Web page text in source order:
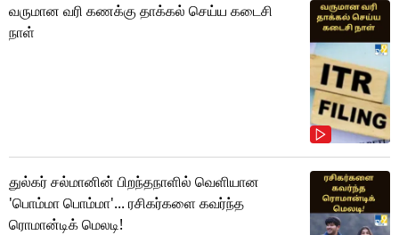
வருமான வரி கணக்கு தாக்கல் செய்ய கடைசி
நாள்
துல்கர் சல்மானின் பிறந்தநாளில் வெளியான
'பொம்மா பொம்மா'... ரசிகர்களை கவர்ந்த
ரொமான்டிக் மெலடி!